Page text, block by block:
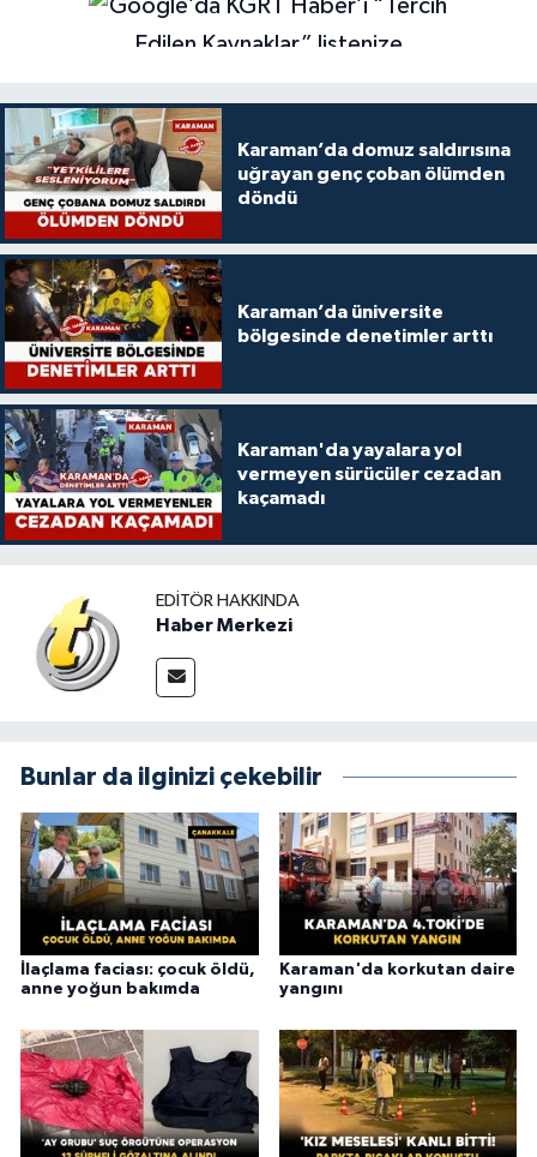
Karaman’da domuz saldırısına
uğrayan genç çoban ölümden
döndü
Karaman’da üniversite
bölgesinde denetimler arttı
Karaman'da yayalara yol
vermeyen sürücüler cezadan
kaçamadı
EDITÖR HAKKINDA
Haber Merkezi
Bunlar da ilginizi çekebilir
İlaçlama faciası: çocuk öldü,
anne yoğun bakımda
Karaman'da korkutan daire
yangını